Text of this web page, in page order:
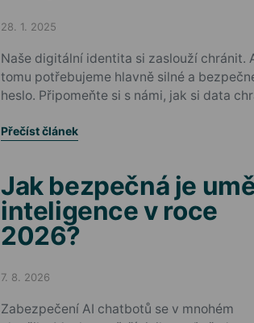
Posted on
28. 1. 2025
Naše digitální identita si zaslouží chránit.
tomu potřebujeme hlavně silné a
heslo. Připomeňte si s námi, jak si data
Přečíst článek
Jak bezpečná je
inteligence v roce
2026?
Posted on
7. 8. 2026
Zabezpečení AI chatbotů se v mnohém